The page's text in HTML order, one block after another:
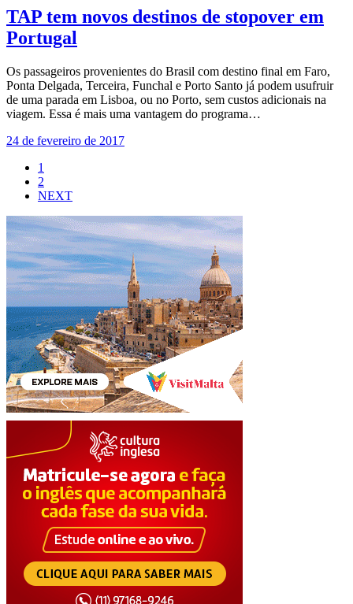
TAP tem novos destinos de stopover em
Portugal
Os passageiros provenientes do Brasil com destino final em Faro,
Ponta Delgada, Terceira, Funchal e Porto Santo já podem usufruir
de uma parada em Lisboa, ou no Porto, sem custos adicionais na
viagem. Essa é mais uma vantagem do programa…
24 de fevereiro de 2017
1
2
NEXT